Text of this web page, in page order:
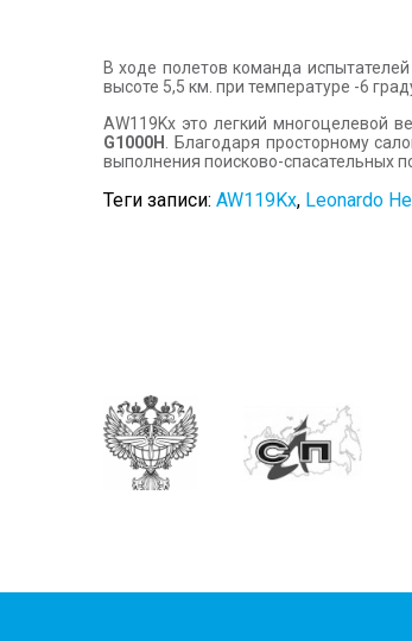
В ходе полетов команда
высоте 5,5 км. при температуре -6
AW119Kx это легкий многоцелевой
G1000H . Благодаря просторному
выполнения поисково-спасательных
Теги записи: AW119Kx, Leonardo